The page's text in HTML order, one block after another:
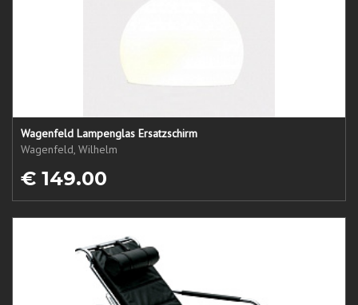
Wagenfeld Lampenglas Ersatzschirm
Wagenfeld, Wilhelm
€ 149.00